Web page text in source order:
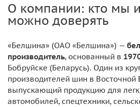
О компании: кто мы
можно доверять
«Белшина» (ОАО «Белшина») —
производитель, основанный в
Бобруйске (Беларусь). Один из
производителей шин в Восточной
выпускающий продукцию для
автомобилей, спецтехники,